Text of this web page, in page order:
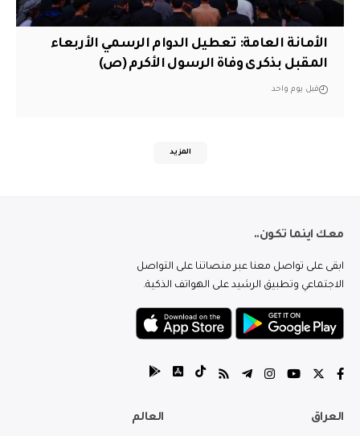
الأمانة العامة: تعطيل الدوام الرسمي الأربعاء
المقبل بذكرى وفاة الرسول الأكرم (ص)
قبل يوم واحد
المزيد
معك اينما تكون..
ابقى على تواصل معنا عبر منصاتنا على التواصل
الاجتماعي وتطبيق الرشيد على الهواتف الذكية.
العراق العالم